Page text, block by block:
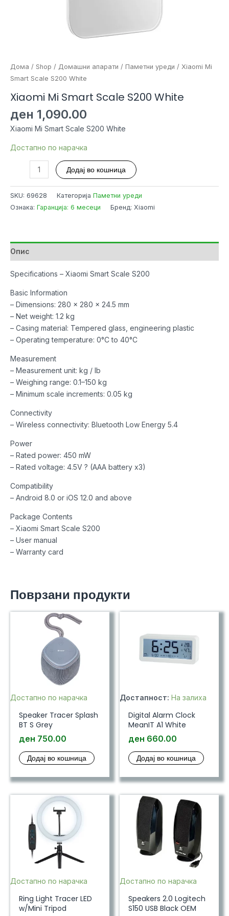
Дома / Shop / Домашни апарати / Паметни уреди / Xiaomi Mi
Smart Scale S200 White
Xiaomi Mi Smart Scale S200 White
ден 1,090.00
Xiaomi Mi Smart Scale S200 White
Достапно по нарачка
Smart
Додај во кошница
SKU: 69628 Категорија Паметни уреди
Ознака: Гаранција: 6 месеци Бренд: Xiaomi
Опис
Specifications – Xiaomi Smart Scale S200
Basic Information
– Dimensions: 280 x 280 x 24.5 mm
– Net weight: 1.2 kg
– Casing material: Tempered glass, engineering plastic
– Operating temperature: 0°C to 40°C
Measurement
– Measurement unit: kg / lb
– Weighing range: 0.1–150 kg
– Minimum scale increments: 0.05 kg
Connectivity
– Wireless connectivity: Bluetooth Low Energy 5.4
Power
– Rated power: 450 mW
– Rated voltage: 4.5V ? (AAA battery x3)
Compatibility
– Android 8.0 or iOS 12.0 and above
Package Contents
– Xiaomi Smart Scale S200
– User manual
– Warranty card
Поврзани продукти
Достапно по нарачка
Speaker Tracer Splash
BT S Grey
ден 750.00
Додај во кошница
Достапност: На залиха
Digital Alarm Clock
MeanIT A1 White
ден 660.00
Додај во кошница
Достапно по нарачка
Ring Light Tracer LED
w/Mini Tripod
Достапно по нарачка
Speakers 2.0 Logitech
S150 USB Black OEM